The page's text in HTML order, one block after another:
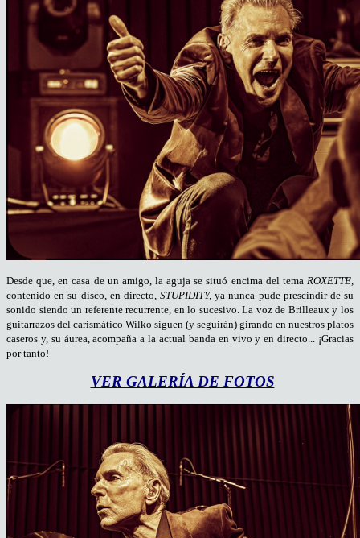
Desde que, en casa de un amigo, la aguja se situó encima del tema ROXETTE,
contenido en su disco, en directo, STUPIDITY, ya nunca pude prescindir de su
sonido siendo un referente recurrente, en lo sucesivo. La voz de Brilleaux y los
guitarrazos del carismático Wilko siguen (y seguirán) girando en nuestros platos
caseros y, su áurea, acompaña a la actual banda en vivo y en directo... ¡Gracias
por tanto!
VER GALERÍA DE FOTOS